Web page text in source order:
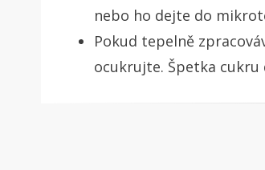
nebo ho dejte do
Pokud tepelně
ocukrujte. Špetka